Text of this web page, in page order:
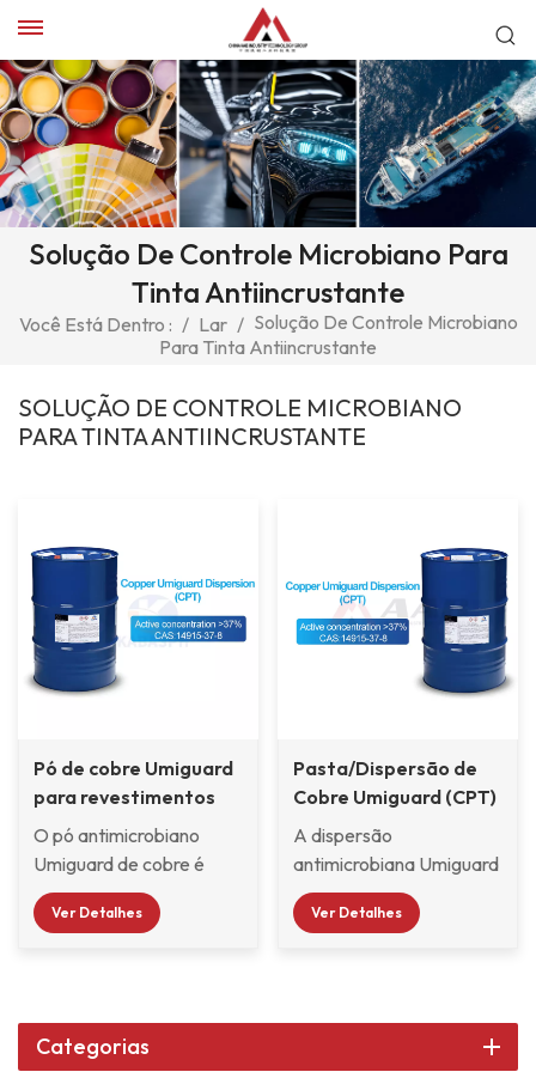
Solução De Controle Microbiano Para
Tinta Antiincrustante
Você Está Dentro : / Lar / Solução De Controle Microbiano
Para Tinta Antiincrustante
SOLUÇÃO DE CONTROLE MICROBIANO
PARA TINTA ANTIINCRUSTANTE
Pó de cobre Umiguard
para revestimentos
antiincrustantes
marítimos
O pó antimicrobiano
Umiguard de cobre é
uma dispersão viscosa
de cobre Pó
Atualmente, a dispersão
antimicrobiana Copper
Ver Detalhes
Pasta/Dispersão de
Cobre Umiguard (CPT)
A dispersão
antimicrobiana Umiguard
de cobre é uma
dispersão viscosa de
Atualmente, a dispersão
Ver Detalhes
Categorias